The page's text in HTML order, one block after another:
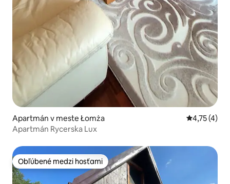
Apartmán v meste Łomża Priemerné
4,75 (4)
Apartmán Rycerska Lux
Obľúbené medzi hosťami
Obľúbené medzi hosťami